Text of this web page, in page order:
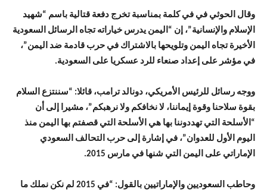
وقال الحوثي في في كلمة بمناسبة تخرج دفعة قتالية باسم “شهيد
الإسلام والإنسانية”، إن “اليمن يدرس خياراته تجاه الرسائل السعودية
الأخيرة تجاه اليمن وتلويحها بالاشتراك في حرب قادمة ضد اليمن”،
في مؤشر على إعداد صنعاء للرد عسكريا على السعودية.
ووجه رسائل للرئيس الأمريكي، دونالد ترامب، قائلا: “سننتزع السلام
بقوة سلاحنا وقوة إيماننا، لا نخافكم ولا نرهبكم”، مشيرا إلى أن
“الأسلحة التي تهددوننا بها هي الأسلحة التي قصفتم بها اليمن منذ
اليوم الأول للعدوان”، في إشارة إلى حرب التحالف السعودي
الإماراتي على اليمن التي شنها في مارس 2015.
وحاطب السعوديين والإماراتيين بالقول: “في 2015 لم نكن نملك ما